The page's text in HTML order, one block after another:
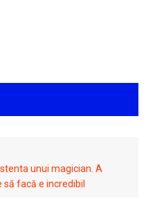
unui magician. A
facă e incredibil